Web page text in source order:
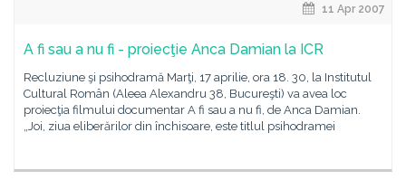
11 Apr 2007
A fi sau a nu fi - proiecţie Anca Damian la ICR
Recluziune şi psihodramă Marţi, 17 aprilie, ora 18. 30, la Institutul
Cultural Român (Aleea Alexandru 38, Bucureşti) va avea loc
proiecţia filmului documentar A fi sau a nu fi, de Anca Damian.
„Joi, ziua eliberărilor din închisoare, este titlul psihodramei